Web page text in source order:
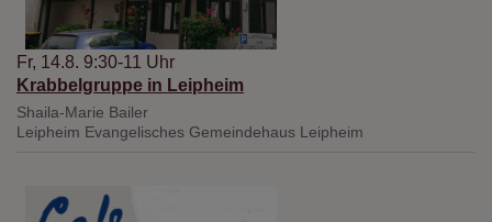
Fr, 14.8. 9:30-11 Uhr
Krabbelgruppe in Leipheim
Shaila-Marie Bailer
Leipheim Evangelisches Gemeindehaus Leipheim